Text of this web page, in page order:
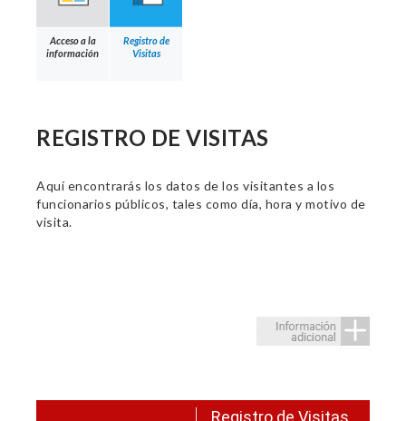
Acceso a la
información
Registro de
Visitas
REGISTRO DE VISITAS
Aquí encontrarás los datos de los visitantes a los
funcionarios públicos, tales como día, hora y motivo de
visita.